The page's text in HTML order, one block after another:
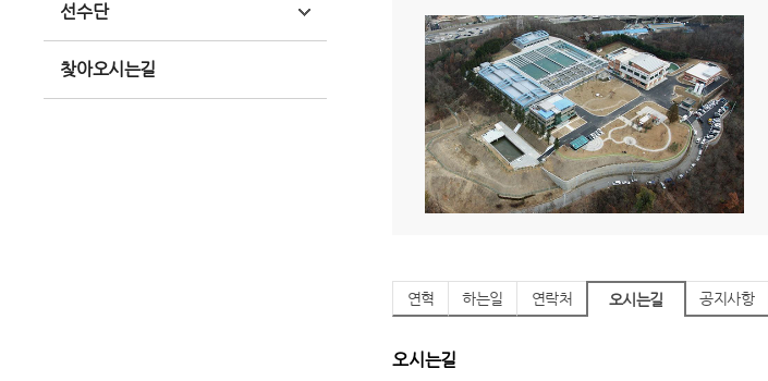
선수단
찾아오시는길
연혁 하는일 연락처 오시는길 공지사항
오시는길